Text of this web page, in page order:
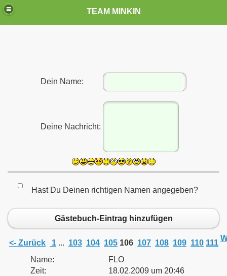
TEAM MINKIN
Dein Name:
Deine Nachricht:
Hast Du Deinen richtigen Namen angegeben?
Gästebuch-Eintrag hinzufügen
<- Zurück 1 ... 103 104 105 106 107 108 109 110 111
Name:
FLO
Zeit:
18.02.2009 um 20:46